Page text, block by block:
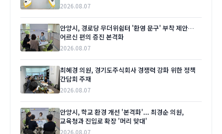
2026.08.07
안양시, 경로당 무더위쉼터 '환영 문구' 부착 제안…
어르신 편의 증진 본격화
2026.08.07
최혜경 의원, 경기도주식회사 경쟁력 강화 위한 정책
간담회 주재
2026.08.07
안양시, 학교 환경 개선 '본격화'... 최경순 의원,
교육청과 진입로 확장 '머리 맞대'
2026.08.07